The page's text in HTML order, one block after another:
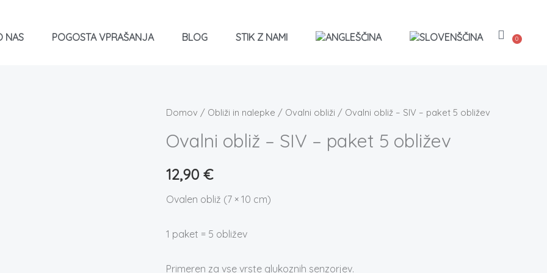
NAS POGOSTA VPRAŠANJA BLOG STIK Z NAMI 0
Košarica
Domov / Obliži in nalepke / Ovalni obliži / Ovalni obliž – SIV – paket 5 obližev
Ovalni obliž – SIV – paket 5 obližev
12,90 €
Ovalen obliž (7 × 10 cm)
1 paket = 5 obližev
Primeren za vse vrste glukoznih senzorjev.
Ovalni
-
SIV
-
paket
obližev